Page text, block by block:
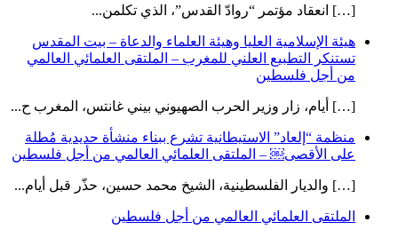
[…] انعقاد مؤتمر “روادّ القدس”، الذي تكلمن...
هيئة الإسلامية العليا وهيئة العلماء والدعاة – بيت المقدس
تستنكر التطبيع العلني للمغرب – الملتقى العلمائي العالمي
من أجل فلسطين
[…] أيام، زار وزير الحرب الصهيوني بيني غانتس، المغرب ح...
منظمة “إلعاد” الاستيطانية تشرع ببناء منشأة حديدية مُطلة
على الأقصى￼ – الملتقى العلمائي العالمي من أجل فلسطين
[…] والديار الفلسطينية، الشيخ محمد حسين، حذّر قبل أيام...
الملتقى العلمائي العالمي من أجل فلسطين